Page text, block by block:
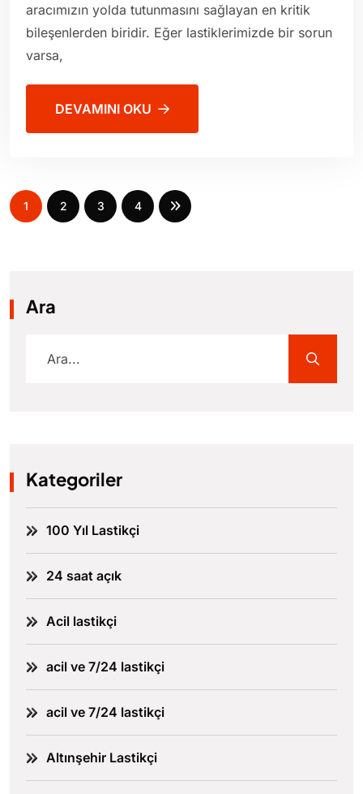
aracımızın yolda tutunmasını sağlayan en kritik
bileşenlerden biridir. Eğer lastiklerimizde bir sorun
varsa,
DEVAMINI OKU
1 2 3 4
Ara
Kategoriler
100 Yıl Lastikçi
24 saat açık
Acil lastikçi
acil ve 7/24 lastikçi
acil ve 7/24 lastikçi
Altınşehir Lastikçi